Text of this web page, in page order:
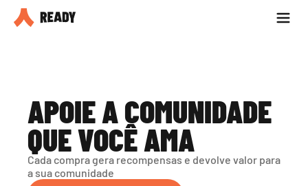
Seja parceiro
APOIE A COMUNIDADE
QUE VOCÊ AMA
Cada compra gera recompensas e devolve valor para
a sua comunidade